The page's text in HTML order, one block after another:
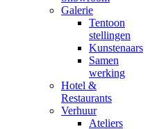
Galerie
Tentoon
stellingen
Kunstenaars
Samen
werking
Hotel &
Restaurants
Verhuur
Ateliers